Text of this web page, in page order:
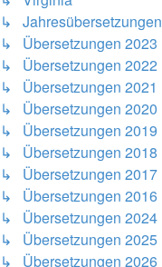
↳ Jahresübersetzungen
↳ Übersetzungen 2023
↳ Übersetzungen 2022
↳ Übersetzungen 2021
↳ Übersetzungen 2020
↳ Übersetzungen 2019
↳ Übersetzungen 2018
↳ Übersetzungen 2017
↳ Übersetzungen 2016
↳ Übersetzungen 2024
↳ Übersetzungen 2025
↳ Übersetzungen 2026